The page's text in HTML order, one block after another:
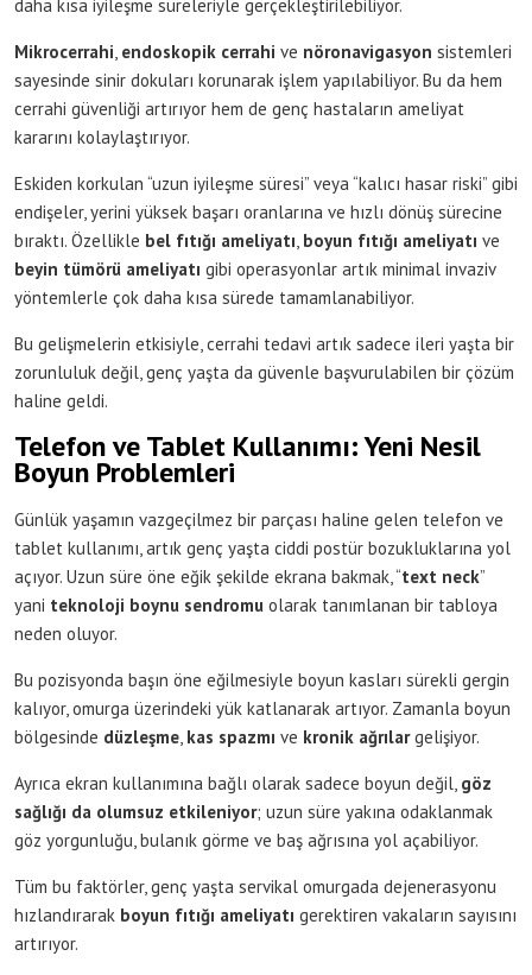
daha kısa iyileşme süreleriyle gerçekleştirilebiliyor.
Mikrocerrahi, endoskopik cerrahi ve nöronavigasyon sistemleri
sayesinde sinir dokuları korunarak işlem yapılabiliyor. Bu da hem
cerrahi güvenliği artırıyor hem de genç hastaların ameliyat
kararını kolaylaştırıyor.
Eskiden korkulan “uzun iyileşme süresi” veya “kalıcı hasar riski” gibi
endişeler, yerini yüksek başarı oranlarına ve hızlı dönüş sürecine
bıraktı. Özellikle bel fıtığı ameliyatı, boyun fıtığı ameliyatı ve
beyin tümörü ameliyatı gibi operasyonlar artık minimal invaziv
yöntemlerle çok daha kısa sürede tamamlanabiliyor.
Bu gelişmelerin etkisiyle, cerrahi tedavi artık sadece ileri yaşta bir
zorunluluk değil, genç yaşta da güvenle başvurulabilen bir çözüm
haline geldi.
Telefon ve Tablet Kullanımı: Yeni Nesil
Boyun Problemleri
Günlük yaşamın vazgeçilmez bir parçası haline gelen telefon ve
tablet kullanımı, artık genç yaşta ciddi postür bozukluklarına yol
açıyor. Uzun süre öne eğik şekilde ekrana bakmak, “text neck”
yani teknoloji boynu sendromu olarak tanımlanan bir tabloya
neden oluyor.
Bu pozisyonda başın öne eğilmesiyle boyun kasları sürekli gergin
kalıyor, omurga üzerindeki yük katlanarak artıyor. Zamanla boyun
bölgesinde düzleşme, kas spazmı ve kronik ağrılargelişiyor.
Ayrıca ekran kullanımına bağlı olarak sadece boyun değil, göz
sağlığı da olumsuz etkileniyor; uzun süre yakına odaklanmak
göz yorgunluğu, bulanık görme ve baş ağrısına yol açabiliyor.
Tüm bu faktörler, genç yaşta servikal omurgada dejenerasyonu
hızlandırarak boyun fıtığı ameliyatı gerektiren vakaların sayısını
artırıyor.